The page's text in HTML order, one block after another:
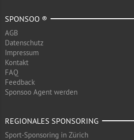
SPONSOO ®
AGB
Datenschutz
Impressum
Kontakt
FAQ
Feedback
Sponsoo Agent werden
REGIONALES SPONSORING
Sport-Sponsoring in Zürich